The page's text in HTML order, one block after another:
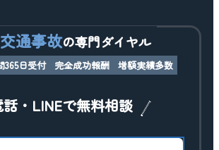
交通事故の専門ダイヤル
365日受付 完全成功報酬 増額実績多数
話・LINEで無料相談